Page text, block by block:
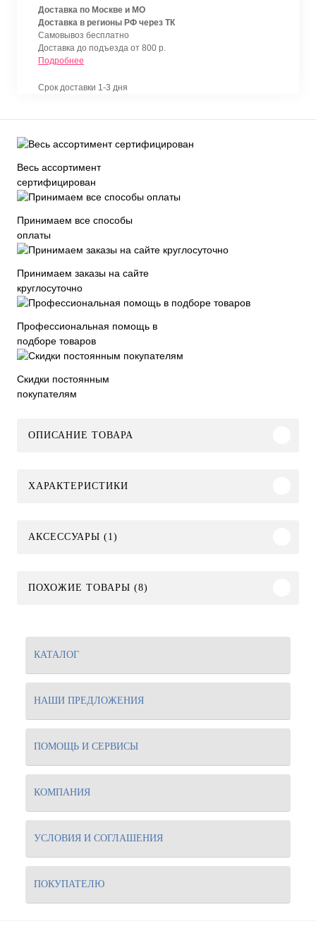
Доставка по Москве и МО
Доставка в регионы РФ через ТК
Самовывоз бесплатно
Доставка до подъезда от 800 р.
Подробнее
Срок доставки 1-3 дня
Весь ассортимент
сертифицирован
Принимаем все способы
оплаты
Принимаем заказы на сайте
круглосуточно
Профессиональная помощь в
подборе товаров
Скидки постоянным
покупателям
ОПИСАНИЕ ТОВАРА
ХАРАКТЕРИСТИКИ
АКСЕССУАРЫ (1)
ПОХОЖИЕ ТОВАРЫ (8)
КАТАЛОГ
НАШИ ПРЕДЛОЖЕНИЯ
ПОМОЩЬ И СЕРВИСЫ
КОМПАНИЯ
УСЛОВИЯ И СОГЛАШЕНИЯ
ПОКУПАТЕЛЮ